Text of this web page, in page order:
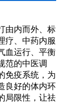
内而外、标
疗、中药内服
血运行、平衡
范的中医调
免疫系统，为
良好的体内环
局限性，让祛